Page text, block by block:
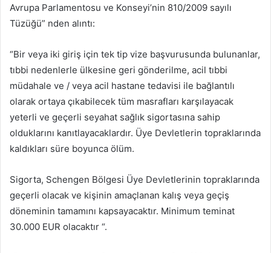
Avrupa Parlamentosu ve Konseyi’nin 810/2009 sayılı
Tüzüğü” nden alıntı:
“Bir veya iki giriş için tek tip vize başvurusunda bulunanlar,
tıbbi nedenlerle ülkesine geri gönderilme, acil tıbbi
müdahale ve / veya acil hastane tedavisi ile bağlantılı
olarak ortaya çıkabilecek tüm masrafları karşılayacak
yeterli ve geçerli seyahat sağlık sigortasına sahip
olduklarını kanıtlayacaklardır. Üye Devletlerin topraklarında
kaldıkları süre boyunca ölüm.
Sigorta, Schengen Bölgesi Üye Devletlerinin topraklarında
geçerli olacak ve kişinin amaçlanan kalış veya geçiş
döneminin tamamını kapsayacaktır. Minimum teminat
30.000 EUR olacaktır “.